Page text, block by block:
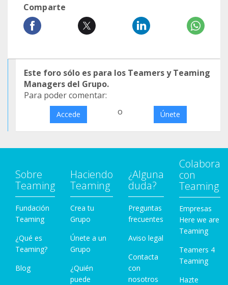
Comparte
Este foro sólo es para los Teamers y Teaming
Managers del Grupo.
Para poder comentar:
Accede o Únete
Sobre
Teaming
Fundación
Teaming
¿Qué es
Teaming?
Blog
Haciendo
Teaming
Crea tu
Grupo
Únete a un
Grupo
¿Quién
puede
¿Alguna
duda?
Preguntas
frecuentes
Aviso legal
Contacta
con
nosotros
Colabora
con
Teaming
Empresas
Here we are
Teaming
Teamers 4
Teaming
Hazte